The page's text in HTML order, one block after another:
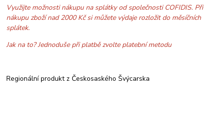
Využijte možnosti nákupu na splátky od společnosti COFIDIS. Při
nákupu zboží nad 2000 Kč si můžete výdaje rozložit do měsíčních
splátek.
Jak na to? Jednoduše při platbě zvolte platební metodu
Regionální produkt z Českosaského Švýcarska